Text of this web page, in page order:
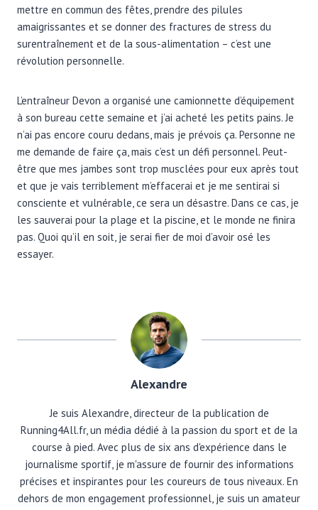
mettre en commun des fêtes, prendre des pilules
amaigrissantes et se donner des fractures de stress du
surentraînement et de la sous-alimentation – c’est une
révolution personnelle.
L’entraîneur Devon a organisé une camionnette d’équipement
à son bureau cette semaine et j’ai acheté les petits pains. Je
n’ai pas encore couru dedans, mais je prévois ça. Personne ne
me demande de faire ça, mais c’est un défi personnel. Peut-
être que mes jambes sont trop musclées pour eux après tout
et que je vais terriblement m’effacerai et je me sentirai si
consciente et vulnérable, ce sera un désastre. Dans ce cas, je
les sauverai pour la plage et la piscine, et le monde ne finira
pas. Quoi qu’il en soit, je serai fier de moi d’avoir osé les
essayer.
Alexandre
Je suis Alexandre, directeur de la publication de
Running4All.fr, un média dédié à la passion du sport et de la
course à pied. Avec plus de six ans d'expérience dans le
journalisme sportif, je m'assure de fournir des informations
précises et inspirantes pour les coureurs de tous niveaux. En
dehors de mon engagement professionnel, je suis un amateur